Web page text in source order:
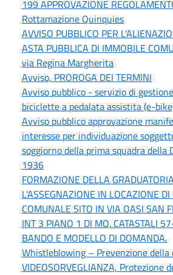
199 APPROVAZIONE
Rottamazione Quinquies
AVVISO PUBBLICO PER
ASTA PUBBLICA DI IMMOBILE
via Regina Margherita
Avviso, PROROGA DEI TERMINI
Avviso pubblico - servizio di
biciclette a pedalata assistita (e-
Avviso pubblico approvazione
interesse per individuazione
soggiorno della prima squadra della
1936
FORMAZIONE DELLA
L'ASSEGNAZIONE IN LOCAZIONE
COMUNALE SITO IN VIA OASI SAN
INT 3 PIANO 1 DI MQ. CATASTALI
BANDO E MODELLO DI DOMANDA.
Whistleblowing – Prevenzione della
VIDEOSORVEGLIANZA, Protezione